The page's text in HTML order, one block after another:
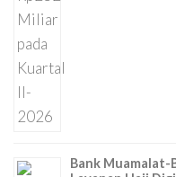
Bank Muamalat-